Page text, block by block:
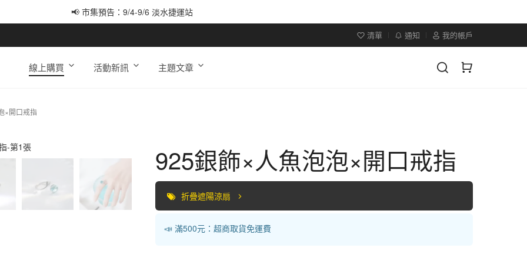
📢 市集預告：9/4-9/6 淡水捷運站
清單 通知 我的帳戶
線上購買 活動新訊 主題文章
×開口戒指
925銀飾×人魚泡泡×開口戒指
折疊遮陽涼扇
📣 滿500元：超商取貨免運費